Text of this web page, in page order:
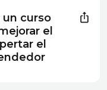
un curso
el
el